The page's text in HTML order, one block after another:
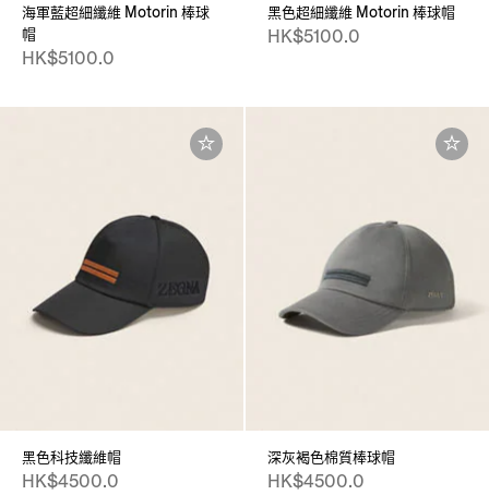
海軍藍超細纖維 Motorin 棒球
帽
HK$5100.0
黑色超細纖維 Motorin 棒球帽
HK$5100.0
黑色科技纖維帽
HK$4500.0
深灰褐色棉質棒球帽
HK$4500.0